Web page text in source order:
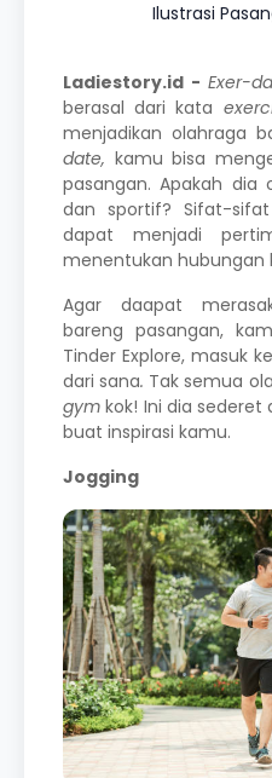
Ilustrasi
Ladiestory.id - Exer-
berasal dari kata
menjadikan olahraga
date, kamu bisa
pasangan. Apakah dia
dan sportif? Sifat-sifat
dapat menjadi
menentukan hubungan
Agar daapat
bareng pasangan,
Tinder Explore, masuk ke
dari sana. Tak semua
gym kok! Ini dia
buat inspirasi kamu.
Jogging